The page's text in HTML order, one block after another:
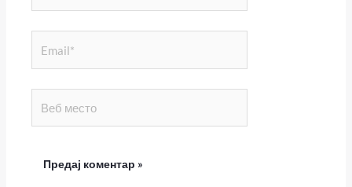
место